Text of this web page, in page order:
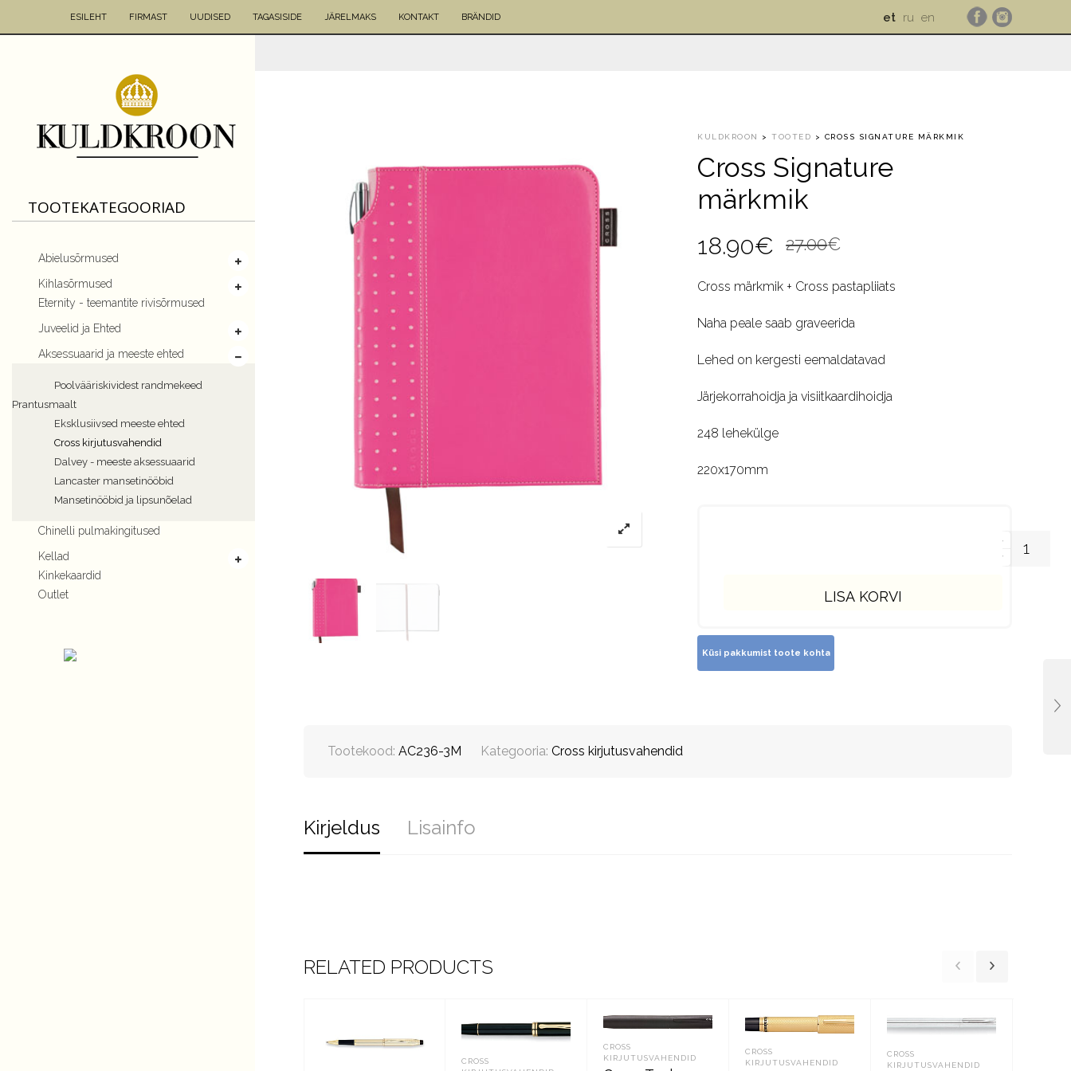
ESILEHT FIRMAST UUDISED TAGASISIDE JÄRELMAKS KONTAKT BRÄNDID et ru en
TOOTEKATEGOORIAD
Abielusõrmused
Kihlasõrmused
Eternity - teemantite rivisõrmused
Juveelid ja Ehted
Aksessuaarid ja meeste ehted
Poolvääriskividest randmekeed
Prantusmaalt
Eksklusiivsed meeste ehted
Cross kirjutusvahendid
Dalvey - meeste aksessuaarid
Lancaster mansetinööbid
Mansetinööbid ja lipsunõelad
Chinelli pulmakingitused
Kellad
Kinkekaardid
Outlet
KULDKROON >TOOTED > CROSS SIGNATURE MÄRKMIK
Cross Signature
märkmik
27.00€
hind
27.00€.
18.90€
price
18.90€.
Cross märkmik + Cross pastapliiats
Naha peale saab graveerida
Lehed on kergesti eemaldatavad
Järjekorrahoidja ja visiitkaardihoidja
248 lehekülge
220x170mm
LISA KORVI
Tootekood: AC236-3M Kategooria: Cross kirjutusvahendid
Kirjeldus Lisainfo
RELATED PRODUCTS
CROSS
CROSS
KIRJUTUSVAHENDID
CROSS
KIRJUTUSVAHENDID
CROSS
KIRJUTUSVAHENDID